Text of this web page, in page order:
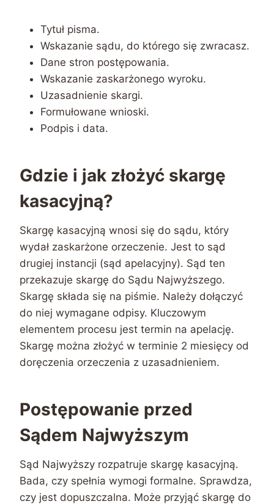
Tytuł pisma.
Wskazanie sądu, do którego się zwracasz.
Dane stron postępowania.
Wskazanie zaskarżonego wyroku.
Uzasadnienie skargi.
Formułowane wnioski.
Podpis i data.
Gdzie i jak złożyć skargę
kasacyjną?
Skargę kasacyjną wnosi się do sądu, który
wydał zaskarżone orzeczenie. Jest to sąd
drugiej instancji (sąd apelacyjny). Sąd ten
przekazuje skargę do Sądu Najwyższego.
Skargę składa się na piśmie. Należy dołączyć
do niej wymagane odpisy. Kluczowym
elementem procesu jest termin na apelację.
Skargę można złożyć w terminie 2 miesięcy od
doręczenia orzeczenia z uzasadnieniem.
Postępowanie przed
Sądem Najwyższym
Sąd Najwyższy rozpatruje skargę kasacyjną.
Bada, czy spełnia wymogi formalne. Sprawdza,
czy jest dopuszczalna. Może przyjąć skargę do